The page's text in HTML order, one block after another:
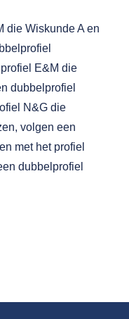
die Wiskunde A en
E&M die
dubbelprofiel
N&G die
volgen een
met het profiel
dubbelprofiel